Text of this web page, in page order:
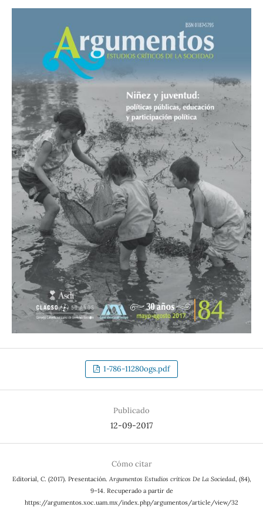
1-786-11280ogs.pdf
Publicado
12-09-2017
Cómo citar
Editorial, C. (2017). Presentación. Argumentos Estudios críticos De La Sociedad, (84),
9–14. Recuperado a partir de
https://argumentos.xoc.uam.mx/index.php/argumentos/article/view/32